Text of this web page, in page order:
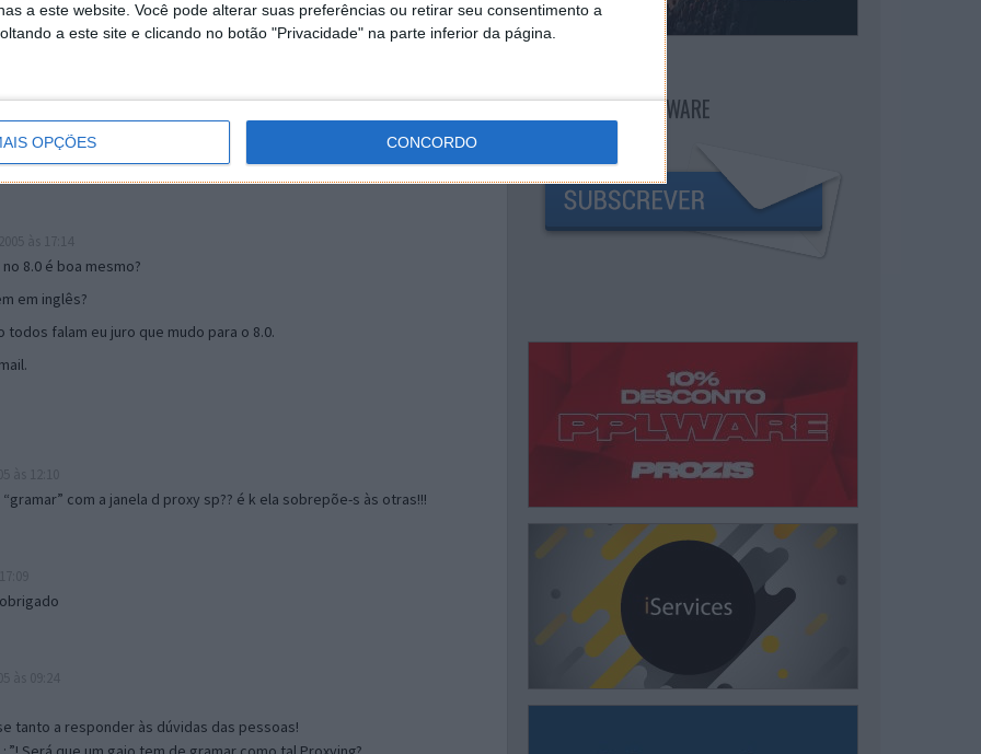
a este website. Você pode alterar suas preferências ou retirar seu consentimento a
a este site e clicando no botão "Privacidade" na parte inferior da página.
OPÇÕES CONCORDO
mail algum.
17:00
8.0 é boa mesmo?
em inglês?
falam eu juro que mudo para o 8.0.
com a janela d proxy sp?? é k ela sobrepõe-s às otras!!!
tanto a responder às dúvidas das pessoas!
NEWSLETTER PPLWARE